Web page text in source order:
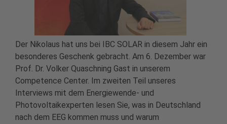
Der Nikolaus hat uns bei IBC SOLAR in diesem Jahr ein
besonderes Geschenk gebracht. Am 6. Dezember war
Prof. Dr. Volker Quaschning Gast in unserem
Competence Center. Im zweiten Teil unseres
Interviews mit dem Energiewende- und
Photovoltaikexperten lesen Sie, was in Deutschland
nach dem EEG kommen muss und warum